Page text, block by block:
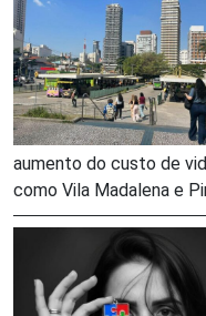
aumento do custo de
como Vila Madalena e